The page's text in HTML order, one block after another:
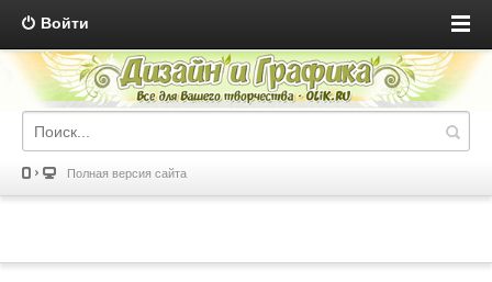
Войти
Полная версия сайта